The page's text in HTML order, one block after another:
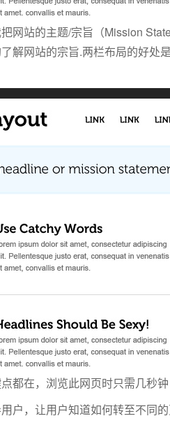
网站的主题/宗旨（Mission
解网站的宗旨.两栏布局的好
都在，浏览此网页时只需几秒
户，让用户知道如何转至不同的